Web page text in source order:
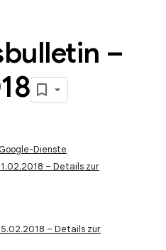
–
Dienste
– Details zur
– Details zur